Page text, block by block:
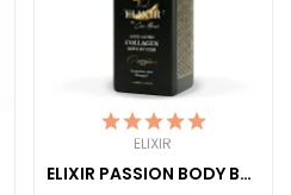
ELIXIR
ELIXIR PASSION BODY BUTTER CREAM